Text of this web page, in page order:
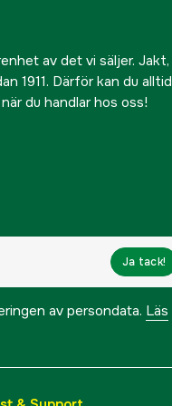
av det vi säljer. Jakt,
1911. Därför kan du alltid
du handlar hos oss!
Ja tack!
av persondata. Läs